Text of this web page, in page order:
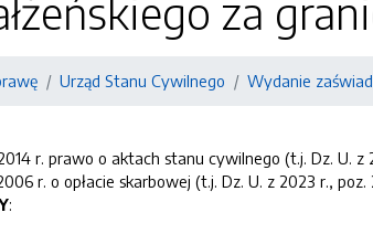
za
Urząd Stanu Cywilnego Wydanie
r. prawo o aktach stanu cywilnego (t.j. Dz. U. z
r. o opłacie skarbowej (t.j. Dz. U. z 2023 r., poz.
: